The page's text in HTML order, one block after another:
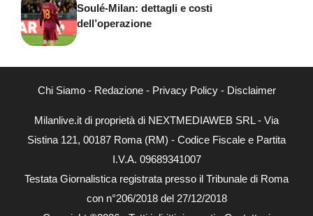
Soulé-Milan: dettagli e costi
dell’operazione
Chi Siamo- Redazione- Privacy Policy- Disclaimer
Milanlive.it di proprietà di NEXTMEDIAWEB SRL - Via
Sistina 121, 00187 Roma (RM) - Codice Fiscale e Partita
I.V.A. 09689341007
Testata Giornalistica registrata presso il Tribunale di Roma
con n°206/2018 del 27/12/2018